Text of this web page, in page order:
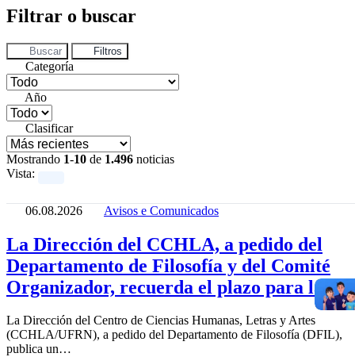
Filtrar o buscar
Buscar Filtros
Categoría
Año
Clasificar
Mostrando 1-10 de 1.496 noticias
Vista:
06.08.2026 Avisos e Comunicados
La Dirección del CCHLA, a pedido del
Departamento de Filosofía y del Comité
Organizador, recuerda el plazo para la
presentación de resúmenes en la XXXV
Semana de Filosofía de la UFRN
La Dirección del Centro de Ciencias Humanas, Letras y Artes
(CCHLA/UFRN), a pedido del Departamento de Filosofía (DFIL),
publica un…